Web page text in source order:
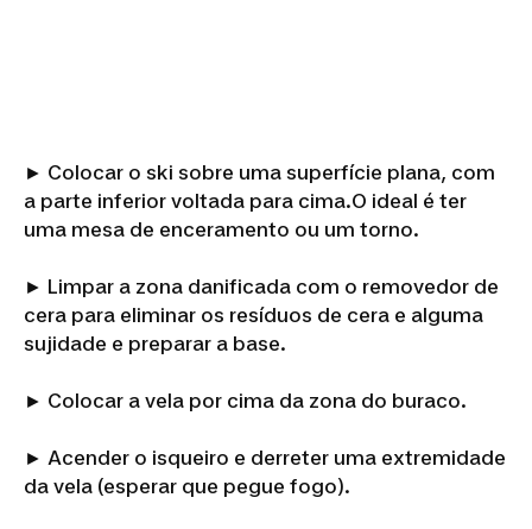
► Colocar o ski sobre uma superfície plana, com
a parte inferior voltada para cima.O ideal é ter
uma mesa de enceramento ou um torno.
► Limpar a zona danificada com o removedor de
cera para eliminar os resíduos de cera e alguma
sujidade e preparar a base.
► Colocar a vela por cima da zona do buraco.
► Acender o isqueiro e derreter uma extremidade
da vela (esperar que pegue fogo).